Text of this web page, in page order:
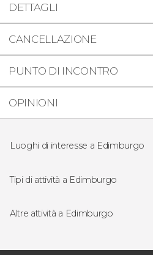
DETTAGLI
CANCELLAZIONE
PUNTO DI INCONTRO
OPINIONI
Luoghi di interesse a Edimburgo
Castello di Edimburgo
Palazzo di Holyrood
Tipi di attività a Edimburgo
Free Tour
Altre attività a Edimburgo
Escursione ai castelli di